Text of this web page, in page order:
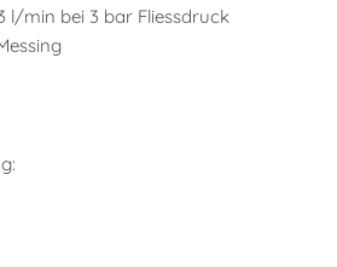
l/min bei 3 bar Fliessdruck